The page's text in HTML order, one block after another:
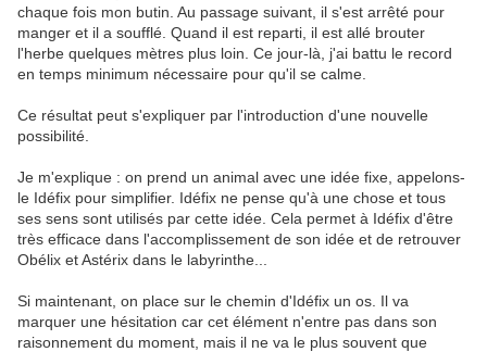
chaque fois mon butin. Au passage suivant, il s'est arrêté pour
manger et il a soufflé. Quand il est reparti, il est allé brouter
l'herbe quelques mètres plus loin. Ce jour-là, j'ai battu le record
en temps minimum nécessaire pour qu'il se calme.
Ce résultat peut s'expliquer par l'introduction d'une nouvelle
possibilité.
Je m'explique : on prend un animal avec une idée fixe, appelons-
le Idéfix pour simplifier. Idéfix ne pense qu'à une chose et tous
ses sens sont utilisés par cette idée. Cela permet à Idéfix d'être
très efficace dans l'accomplissement de son idée et de retrouver
Obélix et Astérix dans le labyrinthe...
Si maintenant, on place sur le chemin d'Idéfix un os. Il va
marquer une hésitation car cet élément n'entre pas dans son
raisonnement du moment, mais il ne va le plus souvent que